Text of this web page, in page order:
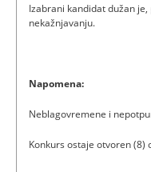
Izabrani kandidat dužan
nekažnjavanju.
Napomena:
Neblagovremene i
Konkurs ostaje otvoren